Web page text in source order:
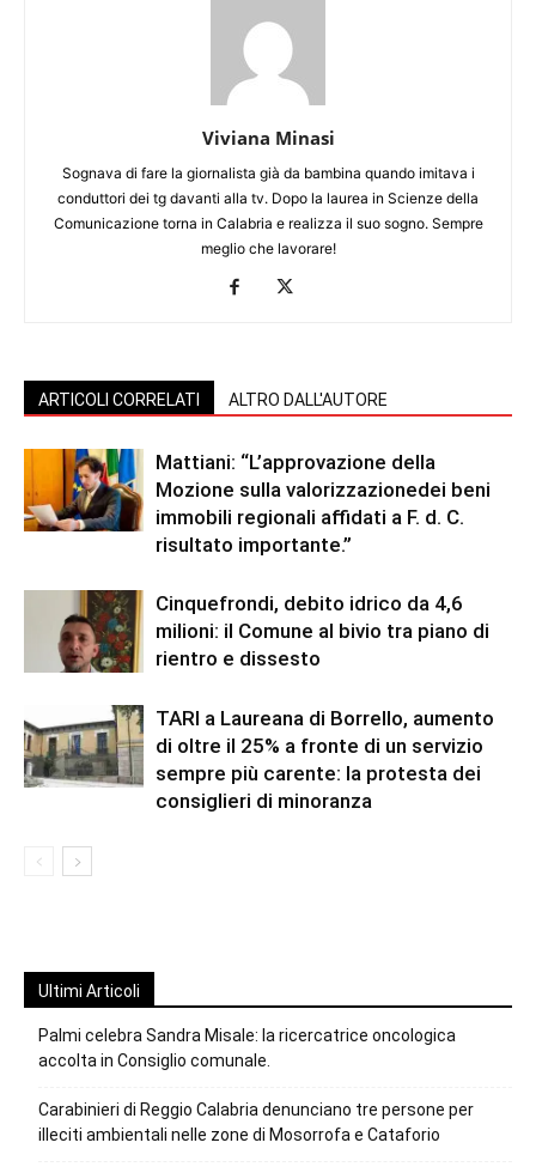
Viviana Minasi
Sognava di fare la giornalista già da bambina quando imitava i
conduttori dei tg davanti alla tv. Dopo la laurea in Scienze della
Comunicazione torna in Calabria e realizza il suo sogno. Sempre
meglio che lavorare!
ARTICOLI CORRELATI ALTRO DALL'AUTORE
Mattiani: “L’approvazione della
Mozione sulla valorizzazionedei beni
immobili regionali affidati a F. d. C.
risultato importante.”
Cinquefrondi, debito idrico da 4,6
milioni: il Comune al bivio tra piano di
rientro e dissesto
TARI a Laureana di Borrello, aumento
di oltre il 25% a fronte di un servizio
sempre più carente: la protesta dei
consiglieri di minoranza
Ultimi Articoli
Palmi celebra Sandra Misale: la ricercatrice oncologica
accolta in Consiglio comunale.
Carabinieri di Reggio Calabria denunciano tre persone per
illeciti ambientali nelle zone di Mosorrofa e Cataforio